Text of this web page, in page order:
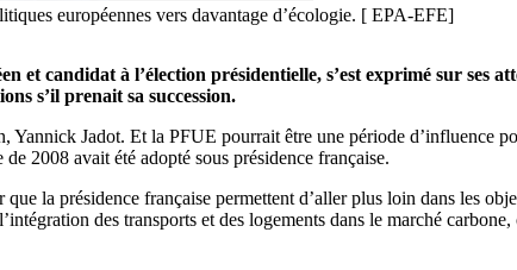
européennes vers davantage d’écologie. [ EPA-EFE]
et candidat à l’élection présidentielle, s’est exprimé sur ses
s’il prenait sa succession.
Yannick Jadot. Et la PFUE pourrait être une période d’influence
2008 avait été adopté sous présidence française.
que la présidence française permettent d’aller plus loin dans les
des transports et des logements dans le marché carbone,